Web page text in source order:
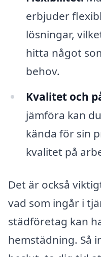
erbjuder
lösningar,
hitta något
behov.
Kvalitet och
jämföra kan
kända för sin
kvalitet på
Det är också
vad som ingår i
städföretag kan
hemstädning. Så